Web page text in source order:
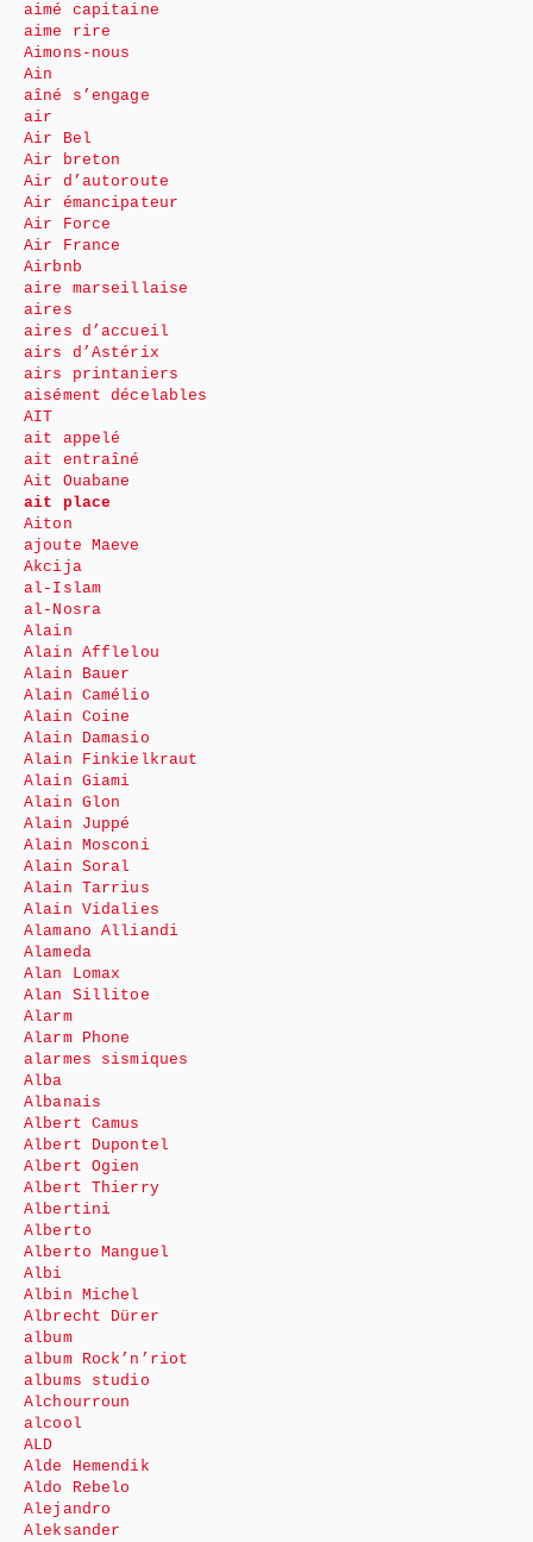
aimé capitaine
aime rire
Aimons-nous
Ain
aîné s’engage
air
Air Bel
Air breton
Air d’autoroute
Air émancipateur
Air Force
Air France
Airbnb
aire marseillaise
aires
aires d’accueil
airs d’Astérix
airs printaniers
aisément décelables
AIT
ait appelé
ait entraîné
Ait Ouabane
ait place
Aiton
ajoute Maeve
Akcija
al-Islam
al-Nosra
Alain
Alain Afflelou
Alain Bauer
Alain Camélio
Alain Coine
Alain Damasio
Alain Finkielkraut
Alain Giami
Alain Glon
Alain Juppé
Alain Mosconi
Alain Soral
Alain Tarrius
Alain Vidalies
Alamano Alliandi
Alameda
Alan Lomax
Alan Sillitoe
Alarm
Alarm Phone
alarmes sismiques
Alba
Albanais
Albert Camus
Albert Dupontel
Albert Ogien
Albert Thierry
Albertini
Alberto
Alberto Manguel
Albi
Albin Michel
Albrecht Dürer
album
album Rock’n’riot
albums studio
Alchourroun
alcool
ALD
Alde Hemendik
Aldo Rebelo
Alejandro
Aleksander